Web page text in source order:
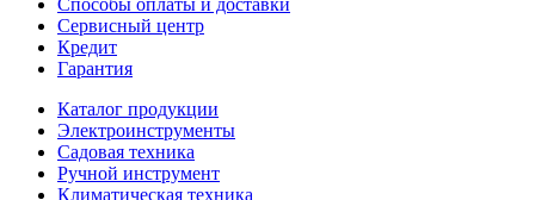
Способы оплаты и доставки
Сервисный центр
Кредит
Гарантия
Каталог продукции
Электроинструменты
Садовая техника
Ручной инструмент
Климатическая техника